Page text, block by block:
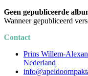
Geen gepubliceerde
Wanneer gepubliceerd
Contact
Prins Willem-
Nederland